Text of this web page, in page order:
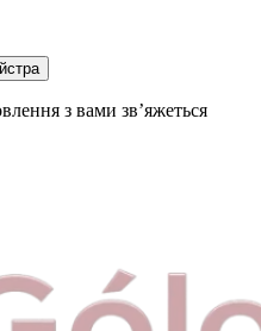
з вами звʼяжеться